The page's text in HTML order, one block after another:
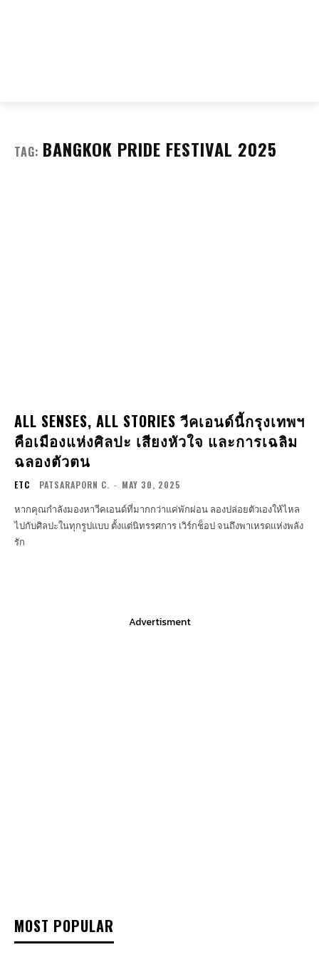
TAG: BANGKOK PRIDE FESTIVAL 2025
ALL SENSES, ALL STORIES วีคเอนด์นี้กรุงเทพฯ
คือเมืองแห่งศิลปะ เสียงหัวใจ และการเฉลิม
ฉลองตัวตน
ETC PATSARAPORN C. - MAY 30, 2025
หากคุณกำลังมองหาวีคเอนด์ที่มากกว่าแค่พักผ่อน ลองปล่อยตัวเองให้ไหล
ไปกับศิลปะในทุกรูปแบบ ตั้งแต่นิทรรศการ เวิร์กช็อป จนถึงพาเหรดแห่งพลัง
รัก
Advertisment
MOST POPULAR